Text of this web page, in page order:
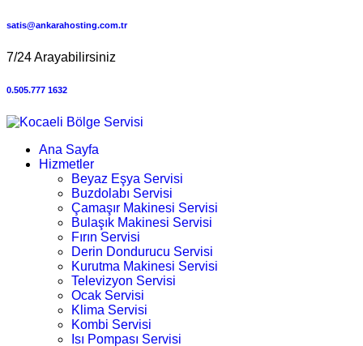
satis@ankarahosting.com.tr
7/24 Arayabilirsiniz
0.505.777 1632
Ana Sayfa
Hizmetler
Beyaz Eşya Servisi
Buzdolabı Servisi
Çamaşır Makinesi Servisi
Bulaşık Makinesi Servisi
Fırın Servisi
Derin Dondurucu Servisi
Kurutma Makinesi Servisi
Televizyon Servisi
Ocak Servisi
Klima Servisi
Kombi Servisi
Isı Pompası Servisi